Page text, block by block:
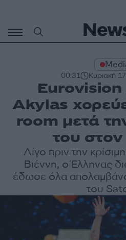
περιεχόμενο
00:31 Κυριακή
Akylas
room μετά
του στον
Λίγο πριν την
Βιέννη, ο Έλληνας
έδωσε όλα
του